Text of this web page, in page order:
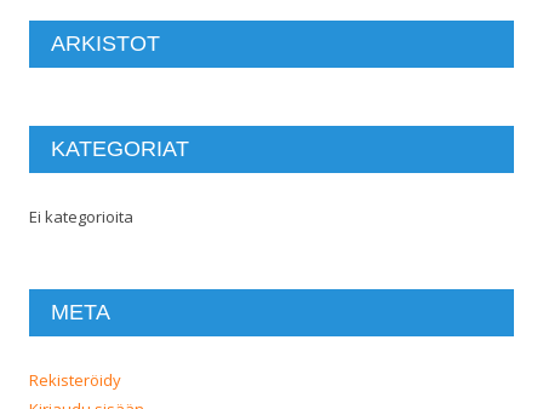
ARKISTOT
KATEGORIAT
Ei kategorioita
META
Rekisteröidy